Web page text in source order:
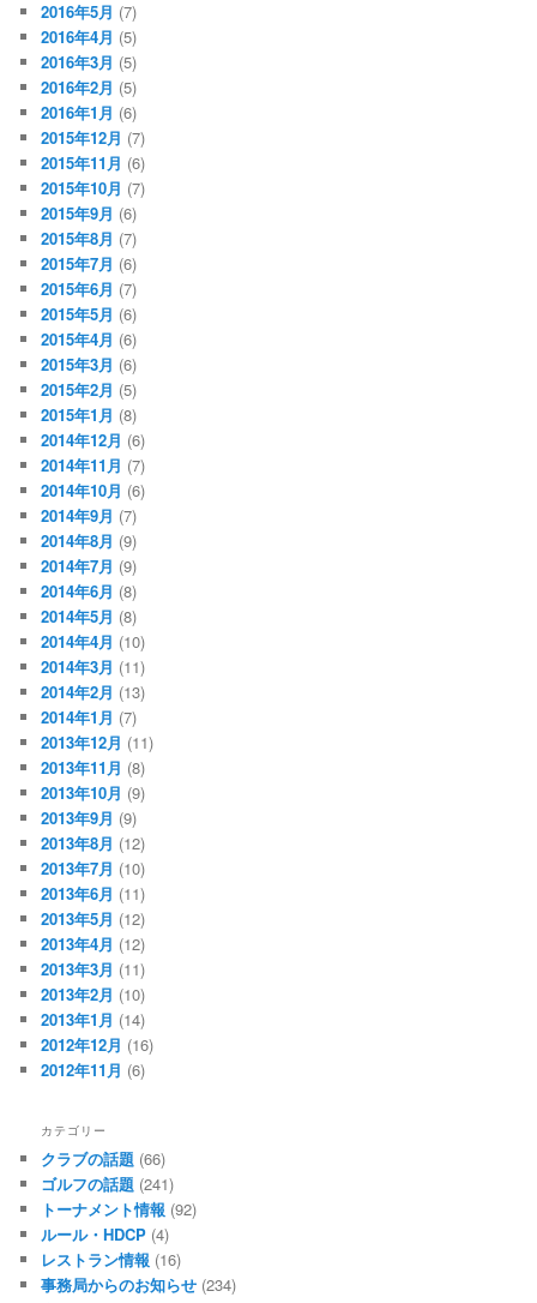
2016年5月 (7)
2016年4月 (5)
2016年3月 (5)
2016年2月 (5)
2016年1月 (6)
2015年12月 (7)
2015年11月 (6)
2015年10月 (7)
2015年9月 (6)
2015年8月 (7)
2015年7月 (6)
2015年6月 (7)
2015年5月 (6)
2015年4月 (6)
2015年3月 (6)
2015年2月 (5)
2015年1月 (8)
2014年12月 (6)
2014年11月 (7)
2014年10月 (6)
2014年9月 (7)
2014年8月 (9)
2014年7月 (9)
2014年6月 (8)
2014年5月 (8)
2014年4月 (10)
2014年3月 (11)
2014年2月 (13)
2014年1月 (7)
2013年12月 (11)
2013年11月 (8)
2013年10月 (9)
2013年9月 (9)
2013年8月 (12)
2013年7月 (10)
2013年6月 (11)
2013年5月 (12)
2013年4月 (12)
2013年3月 (11)
2013年2月 (10)
2013年1月 (14)
2012年12月 (16)
2012年11月 (6)
カテゴリー
クラブの話題 (66)
ゴルフの話題 (241)
トーナメント情報 (92)
ルール・HDCP (4)
レストラン情報 (16)
事務局からのお知らせ (234)